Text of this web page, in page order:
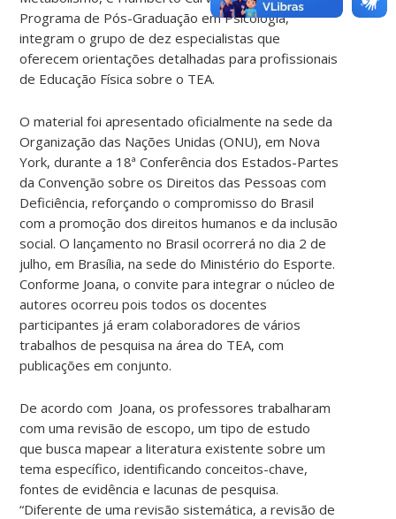
Programa de Pós-Graduação em Psicologia,
integram o grupo de dez especialistas que
oferecem orientações detalhadas para profissionais
de Educação Física sobre o TEA.
O material foi apresentado oficialmente na sede da
Organização das Nações Unidas (ONU), em Nova
York, durante a 18ª Conferência dos Estados-Partes
da Convenção sobre os Direitos das Pessoas com
Deficiência, reforçando o compromisso do Brasil
com a promoção dos direitos humanos e da inclusão
social. O lançamento no Brasil ocorrerá no dia 2 de
julho, em Brasília, na sede do Ministério do Esporte.
Conforme Joana, o convite para integrar o núcleo de
autores ocorreu pois todos os docentes
participantes já eram colaboradores de vários
trabalhos de pesquisa na área do TEA, com
publicações em conjunto.
De acordo com Joana, os professores trabalharam
com uma revisão de escopo, um tipo de estudo
que busca mapear a literatura existente sobre um
tema específico, identificando conceitos-chave,
fontes de evidência e lacunas de pesquisa.
“Diferente de uma revisão sistemática, a revisão de